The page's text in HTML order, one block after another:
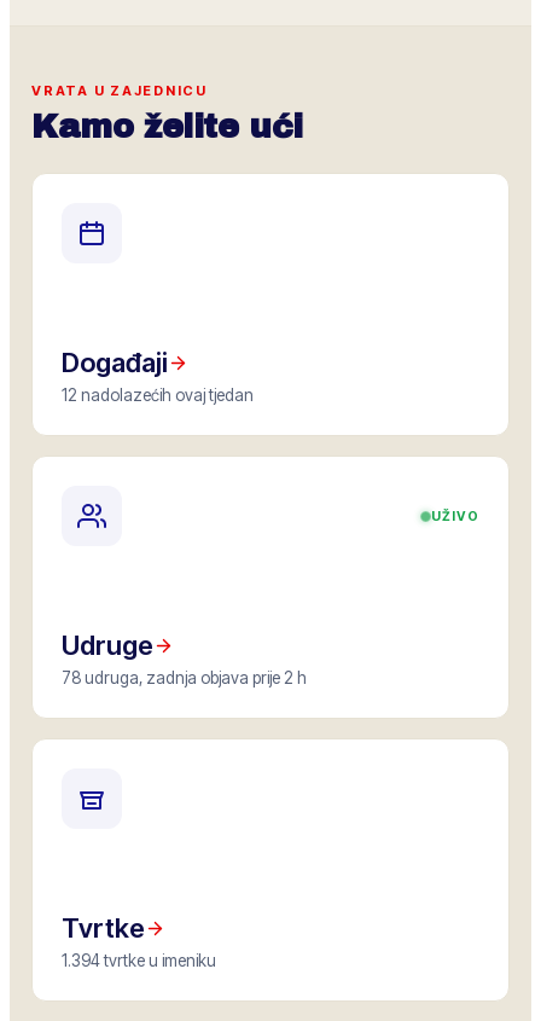
VRATA U ZAJEDNICU
Kamo želite ući
Događaji
12 nadolazećih ovaj tjedan
UŽIVO
Udruge
78 udruga, zadnja objava prije 2 h
Tvrtke
1.394 tvrtke u imeniku